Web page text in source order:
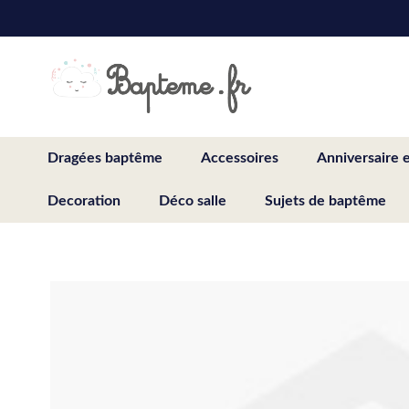
to
Dragées baptême Accessoires Anniversaire
Decoration Déco salle Sujets de baptême